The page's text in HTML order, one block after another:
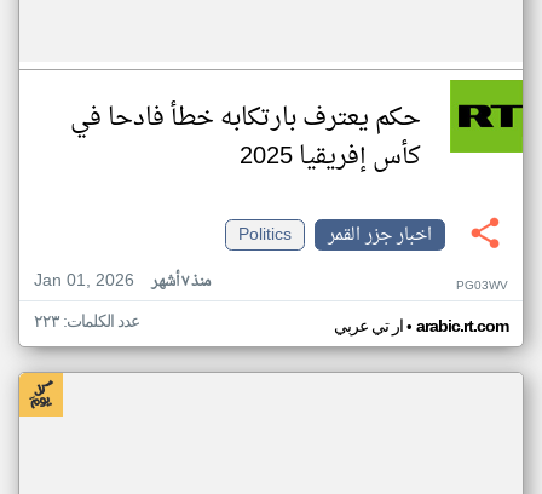
حكم يعترف بارتكابه خطأ فادحا في
كأس إفريقيا 2025
اخبار جزر القمر
Politics
Jan 01, 2026
منذ ٧ أشهر PG03WV
ار تي عربي• arabic.rt.com عدد الكلمات: ٢٢٣